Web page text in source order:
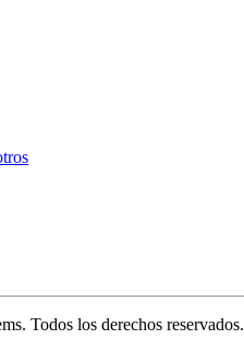
Todos los derechos reservados.